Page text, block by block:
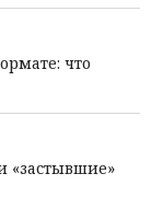
что
«застывшие»